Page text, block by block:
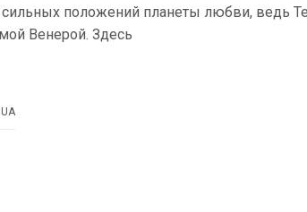
сильных положений планеты любви, ведь
Венерой. Здесь